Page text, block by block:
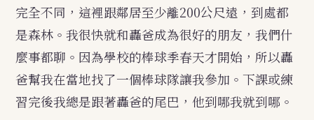
完全不同，這裡跟鄰居至少離200公尺遠，到處都
是森林。我很快就和轟爸成為很好的朋友，我們什
麼事都聊。因為學校的棒球季春天才開始，所以轟
爸幫我在當地找了一個棒球隊讓我參加。下課或練
習完後我總是跟著轟爸的尾巴，他到哪我就到哪。